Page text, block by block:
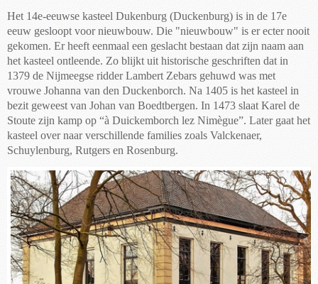
Het 14e-eeuwse kasteel Dukenburg (Duckenburg) is in de 17e
eeuw gesloopt voor nieuwbouw. Die "nieuwbouw" is er ecter nooit
gekomen. Er heeft eenmaal een geslacht bestaan dat zijn naam aan
het kasteel ontleende. Zo blijkt uit historische geschriften dat in
1379 de Nijmeegse ridder Lambert Zebars gehuwd was met
vrouwe Johanna van den Duckenborch. Na 1405 is het kasteel in
bezit geweest van Johan van Boedtbergen. In 1473 slaat Karel de
Stoute zijn kamp op “à Duickemborch lez Nimègue”. Later gaat het
kasteel over naar verschillende families zoals Valckenaer,
Schuylenburg, Rutgers en Rosenburg.